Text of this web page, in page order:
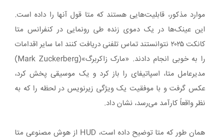
موارد مذکور، قابلیت‌هایی هستند که متا قول آنها را داده است.
این عینک‌ها در یک دموی زنده طی رونمایی در کنفرانس متا
کانکت ۲۰۲۵ نتوانستند تماس تلفنی دریافت کنند اما سایر اقدامات
را به خوبی انجام دادند. «مارک زاکربرگ»(Mark Zuckerberg)
مدیرعامل متا، اسپاتیفای را باز کرد و یک موسیقی پخش کرد،
عکس گرفت و با موفقیت یک ویژگی زیرنویس در لحظه را که به
نظر واقعاً کارآمد می‌رسد، نشان داد.
همان طور که متا توضیح داده است، HUD از هوش مصنوعی متا